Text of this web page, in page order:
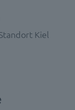
Kiel